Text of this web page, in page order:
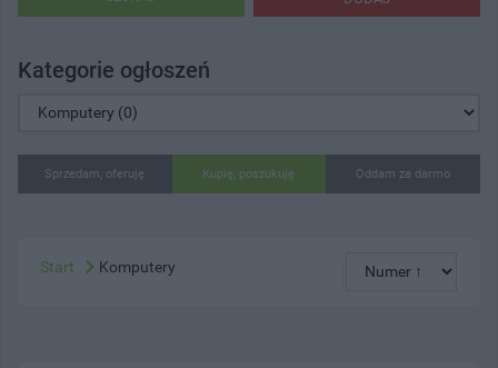
Kategorie ogłoszeń
Sprzedam, oferuję Kupię, poszukuję Oddam za darmo
Start Komputery